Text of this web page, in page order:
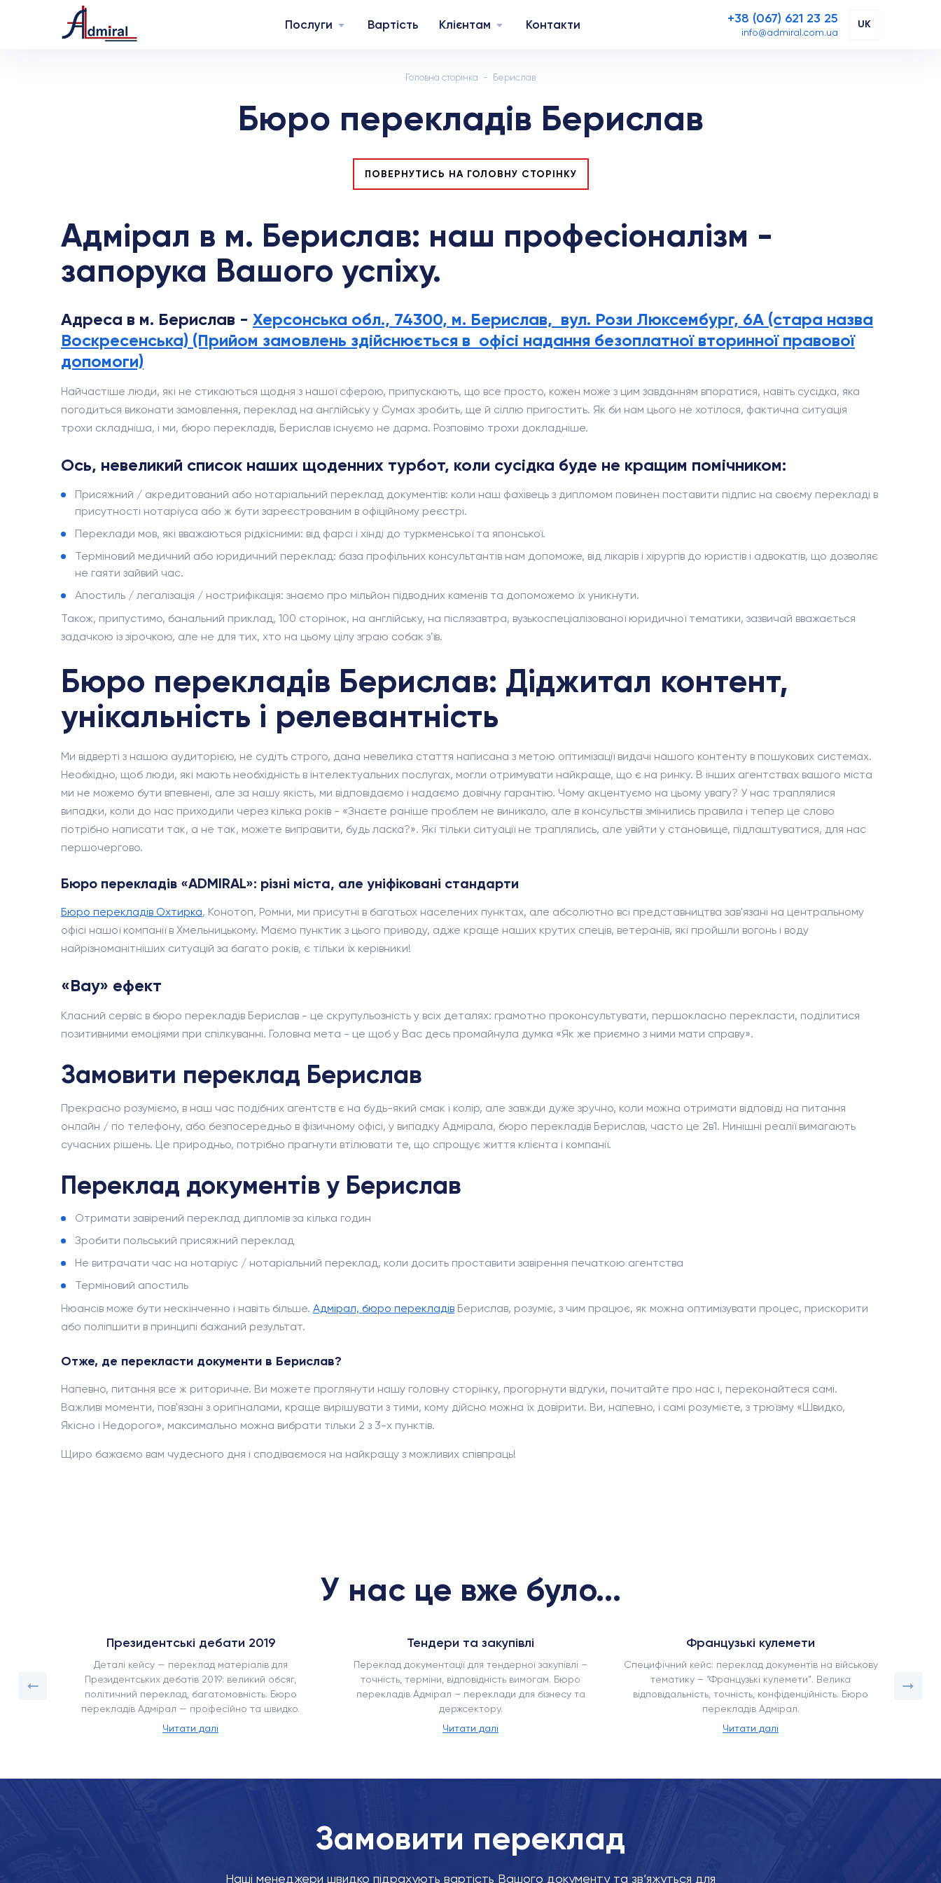
Послуги Вартість Клієнтам Контакти +38 (067) 621 23 25
info@admiral.com.ua
UK
Головна сторінка Берислав
Бюро перекладів Берислав
ПОВЕРНУТИСЬ НА ГОЛОВНУ СТОРІНКУ
Адмірал в м. Берислав: наш професіоналізм -
запорука Вашого успіху.
Адреса в м. Берислав - Херсонська обл., 74300, м. Берислав, вул. Рози Люксембург, 6А (стара назва
Воскресенська) (Прийом замовлень здійснюється в офісі надання безоплатної вторинної правової
допомоги)
Найчастіше люди, які не стикаються щодня з нашої сферою, припускають, що все просто, кожен може з цим завданням впоратися, навіть сусідка, яка
погодиться виконати замовлення, переклад на англійську у Сумах зробить, ще й сіллю пригостить. Як би нам цього не хотілося, фактична ситуація
трохи складніша, і ми, бюро перекладів, Берислав існуємо не дарма. Розповімо трохи докладніше.
Ось, невеликий список наших щоденних турбот, коли сусідка буде не кращим помічником:
Присяжний / акредитований або нотаріальний переклад документів: коли наш фахівець з дипломом повинен поставити підпис на своєму перекладі в
присутності нотаріуса або ж бути зареєстрованим в офіційному реєстрі.
Переклади мов, які вважаються рідкісними: від фарсі і хінді до туркменської та японської.
Терміновий медичний або юридичний переклад: база профільних консультантів нам допоможе, від лікарів і хірургів до юристів і адвокатів, що дозволяє
не гаяти зайвий час.
Апостиль / легалізація / нострифікація: знаємо про мільйон підводних каменів та допоможемо їх уникнути.
Також, припустимо, банальний приклад, 100 сторінок, на англійську, на післязавтра, вузькоспеціалізованої юридичної тематики, зазвичай вважається
задачкою із зірочкою, але не для тих, хто на цьому цілу зграю собак з'їв.
Бюро перекладів Берислав: Діджитал контент,
унікальність і релевантність
Ми відверті з нашою аудиторією, не судіть строго, дана невелика стаття написана з метою оптимізації видачі нашого контенту в пошукових системах.
Необхідно, щоб люди, які мають необхідність в інтелектуальних послугах, могли отримувати найкраще, що є на ринку. В інших агентствах вашого міста
ми не можемо бути впевнені, але за нашу якість, ми відповідаємо і надаємо довічну гарантію. Чому акцентуємо на цьому увагу? У нас траплялися
випадки, коли до нас приходили через кілька років - «Знаєте раніше проблем не виникало, але в консульстві змінились правила і тепер це слово
потрібно написати так, а не так, можете виправити, будь ласка?». Які тільки ситуації не траплялись, але увійти у становище, підлаштуватися, для нас
першочергово.
Бюро перекладів «ADMIRAL»: різні міста, але уніфіковані стандарти
Бюро перекладів Охтирка, Конотоп, Ромни, ми присутні в багатьох населених пунктах, але абсолютно всі представництва зав'язані на центральному
офісі нашої компанії в Хмельницькому. Маємо пунктик з цього приводу, адже краще наших крутих спеців, ветеранів, які пройшли вогонь і воду
найрізноманітніших ситуацій за багато років, є тільки їх керівники!
«Вау» ефект
Класний сервіс в бюро перекладів Берислав - це скрупульозність у всіх деталях: грамотно проконсультувати, першокласно перекласти, поділитися
позитивними емоціями при спілкуванні. Головна мета - це щоб у Вас десь промайнула думка «Як же приємно з ними мати справу».
Замовити переклад Берислав
Прекрасно розуміємо, в наш час подібних агентств є на будь-який смак і колір, але завжди дуже зручно, коли можна отримати відповіді на питання
онлайн / по телефону, або безпосередньо в фізичному офісі, у випадку Адмірала, бюро перекладів Берислав, часто це 2в1. Нинішні реалії вимагають
сучасних рішень. Це природньо, потрібно прагнути втілювати те, що спрощує життя клієнта і компанії.
Переклад документів у Берислав
Отримати завірений переклад дипломів за кілька годин
Зробити польський присяжний переклад
Не витрачати час на нотаріус / нотаріальний переклад, коли досить проставити завірення печаткою агентства
Терміновий апостиль
Нюансів може бути нескінченно і навіть більше. Адмірал, бюро перекладів Берислав, розуміє, з чим працює, як можна оптимізувати процес, прискорити
або поліпшити в принципі бажаний результат.
Отже, де перекласти документи в Берислав?
Напевно, питання все ж риторичне. Ви можете проглянути нашу головну сторінку, прогорнути відгуки, почитайте про нас і, переконайтеся самі.
Важливі моменти, пов'язані з оригіналами, краще вирішувати з тими, кому дійсно можна їх довірити. Ви, напевно, і самі розумієте, з трюїзму «Швидко,
Якісно і Недорого», максимально можна вибрати тільки 2 з 3-х пунктів.
Щиро бажаємо вам чудесного дня і сподіваємося на найкращу з можливих співпраць!
У нас це вже було...
Президентські дебати 2019
Деталі кейсу — переклад матеріалів для
Президентських дебатів 2019: великий обсяг,
політичний переклад, багатомовність. Бюро
перекладів Адмірал — професійно та швидко.
Читати далі
Тендери та закупівлі
Переклад документації для тендерної закупівлі –
точність, терміни, відповідність вимогам. Бюро
перекладів Адмірал – переклади для бізнесу та
держсектору.
Читати далі
Французькі кулемети
Специфічний кейс: переклад документів на військову
тематику – “Французькі кулемети”. Велика
відповідальність, точність, конфіденційність. Бюро
перекладів Адмірал.
Читати далі
Замовити переклад
Наші менеджери швидко підрахують вартість Вашого документу та зв’яжуться для